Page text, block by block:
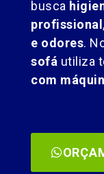
busca
profissional
e odores.
sofá utiliza
com